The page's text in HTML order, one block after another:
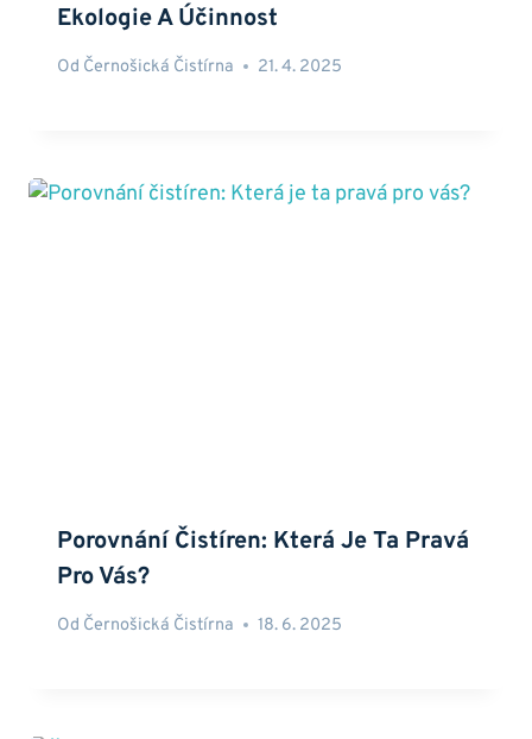
Ekologie A Účinnost
Od Černošická Čistírna 21. 4. 2025
Porovnání Čistíren: Která Je Ta Pravá
Pro Vás?
Od Černošická Čistírna 18. 6. 2025